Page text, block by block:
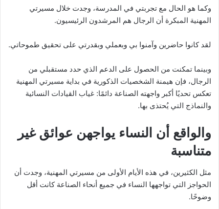
وكما هو الحال مع تجربتي في المدرسة، وجدت خلال مسيرتي
المهنية المبكرة أن الرجال هم المرشدون الرئيسيون.
لقد كانوا حاضرين وآمنوا بي وبعملي وبقدرتي على تحقيق طموحاتي.
وبينما تمكنت من الحصول على الدعم الذي حدد مستقبلي من
الرجال، فإن هيمنة الشخصيات الذكورية في بداية مسيرتي المهنية
تعكس تحديًا أكبر واجهته الصناعة دائمًا: غياب القيادات النسائية
والنماذج التي يُحتذى بها.
والواقع أن النساء يواجهن عوائق غير
متناسبة
مثل الكثيرين، في هذه الأيام الأولى من مسيرتي المهنية، وجدت أن
الحواجز التي تواجهها النساء في جميع أنحاء الصناعة كانت أقل
وضوحًا.